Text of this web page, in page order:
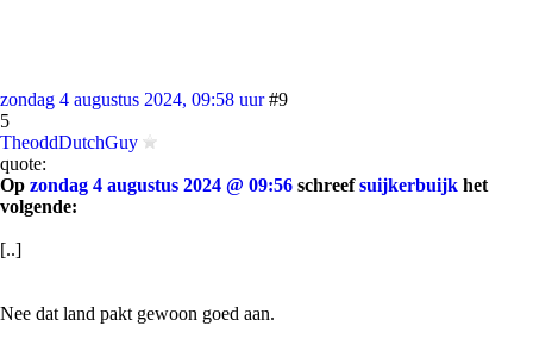
zondag 4 augustus 2024, 09:58 uur #9
5
TheoddDutchGuy
quote:
Op zondag 4 augustus 2024 @ 09:56 schreefsuijkerbuijk het
volgende:
[..]
Nee dat land pakt gewoon goed aan.